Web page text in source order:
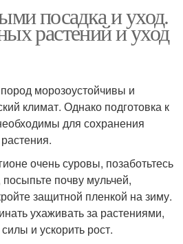
посадка и уход.
растений и уход
морозоустойчивы и
климат. Однако подготовка к
для сохранения
очень суровы, позаботьтесь
почву мульчей,
защитной пленкой на зиму.
ухаживать за растениями,
и ускорить рост.